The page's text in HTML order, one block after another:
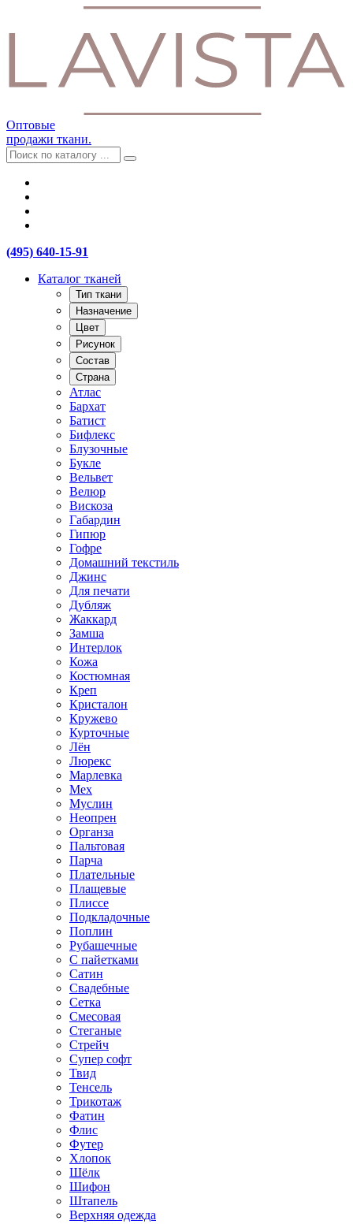
Оптовые
продажи ткани.
(495) 640-15-91
Каталог тканей
Тип ткани
Назначение
Цвет
Рисунок
Состав
Страна
Атлас
Бархат
Батист
Бифлекс
Блузочные
Букле
Вельвет
Велюр
Вискоза
Габардин
Гипюр
Гофре
Домашний текстиль
Джинс
Для печати
Дубляж
Жаккард
Замша
Интерлок
Кожа
Костюмная
Креп
Кристалон
Кружево
Курточные
Лён
Люрекс
Марлевка
Мех
Муслин
Неопрен
Органза
Пальтовая
Парча
Плательные
Плащевые
Плиссе
Подкладочные
Поплин
Рубашечные
С пайетками
Сатин
Свадебные
Сетка
Смесовая
Стеганые
Стрейч
Супер софт
Твид
Тенсель
Трикотаж
Фатин
Флис
Футер
Хлопок
Шёлк
Шифон
Штапель
Верхняя одежда